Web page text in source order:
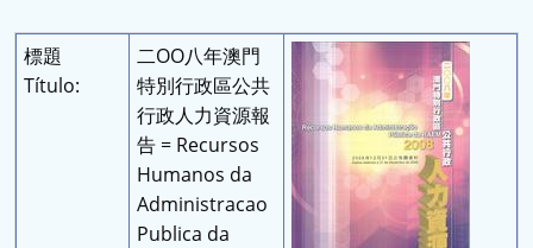
標題
Título:
二OO八年澳門
特別行政區公共
行政人力資源報
告 = Recursos
Humanos da
Administracao
Publica da